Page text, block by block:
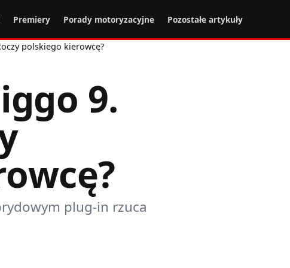
Premiery Porady motoryzacyjne Pozostałe artykuły
polskiego kierowcę?
9.
plug-in rzuca